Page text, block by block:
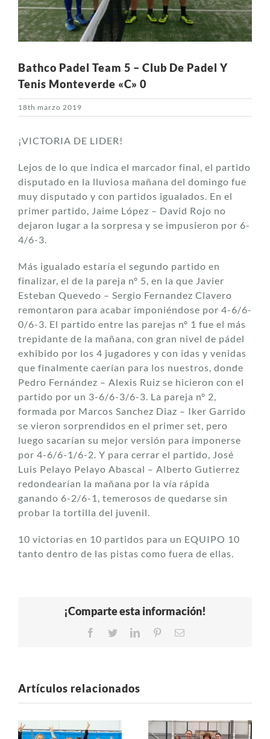
Bathco Padel Team 5 – Club De Padel Y
Tenis Monteverde «C» 0
18th marzo 2019
¡VICTORIA DE LIDER!
Lejos de lo que indica el marcador final, el partido
disputado en la lluviosa mañana del domingo fue
muy disputado y con partidos igualados. En el
primer partido, Jaime López – David Rojo no
dejaron lugar a la sorpresa y se impusieron por 6-
4/6-3.
Más igualado estaría el segundo partido en
finalizar, el de la pareja nº 5, en la que Javier
Esteban Quevedo – Sergio Fernandez Clavero
remontaron para acabar imponiéndose por 4-6/6-
0/6-3. El partido entre las parejas nº 1 fue el más
trepidante de la mañana, con gran nivel de pádel
exhibido por los 4 jugadores y con idas y venidas
que finalmente caerían para los nuestros, donde
Pedro Fernández – Alexis Ruiz se hicieron con el
partido por un 3-6/6-3/6-3. La pareja nº 2,
formada por Marcos Sanchez Diaz – Iker Garrido
se vieron sorprendidos en el primer set, pero
luego sacarían su mejor versión para imponerse
por 4-6/6-1/6-2. Y para cerrar el partido, José
Luis Pelayo Pelayo Abascal – Alberto Gutierrez
redondearían la mañana por la vía rápida
ganando 6-2/6-1, temerosos de quedarse sin
probar la tortilla del juvenil.
10 victorias en 10 partidos para un EQUIPO 10
tanto dentro de las pistas como fuera de ellas.
¡Comparte esta información!
Facebook
TwitterLinkedInPinterestCorreo
Artículos relacionados